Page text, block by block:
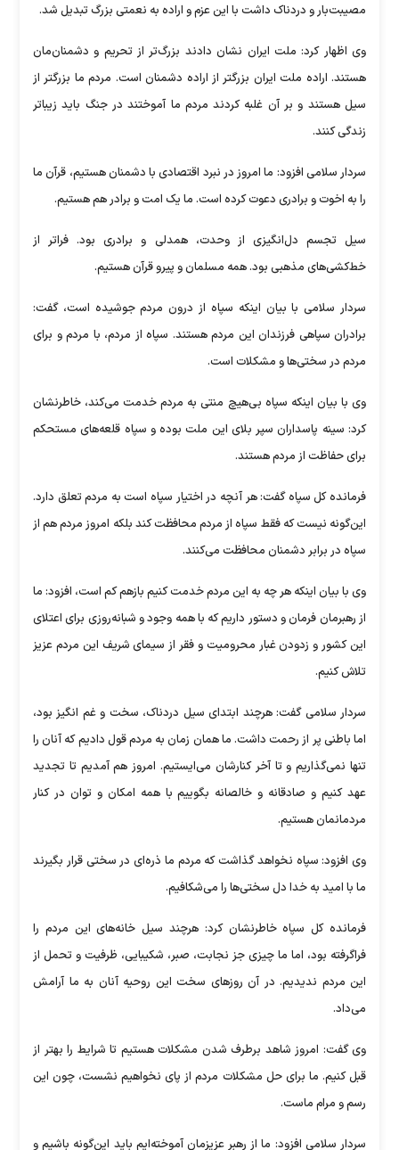
مصیبت‌بار و دردناک داشت با این عزم و اراده به نعمتی بزرگ تبدیل شد.
وی اظهار کرد: ملت ایران نشان دادند بزرگ‌تر از تحریم و دشمنان‌مان
هستند. اراده ملت ایران بزرگتر از اراده دشمنان است. مردم ما بزرگتر از
سیل هستند و بر آن غلبه کردند مردم ما آموختند در جنگ باید زیباتر
زندگی کنند.
سردار سلامی افزود: ما امروز در نبرد اقتصادی با دشمنان هستیم، قرآن ما
را به اخوت و برادری دعوت کرده است. ما یک امت و برادر هم هستیم.
سیل تجسم دل‌انگیزی از وحدت، همدلی و برادری بود. فراتر از
خط‌کشی‌های مذهبی بود. همه مسلمان و پیرو قرآن هستیم.
سردار سلامی با بیان اینکه سپاه از درون مردم جوشیده است، گفت:
برادران سپاهی فرزندان این مردم هستند. سپاه از مردم، با مردم و برای
مردم در سختی‌ها و مشکلات است.
وی با بیان اینکه سپاه بی‌هیچ منتی به مردم خدمت می‌کند، خاطرنشان
کرد: سینه پاسداران سپر بلای این ملت بوده و سپاه قلعه‌های مستحکم
برای حفاظت از مردم هستند.
فرمانده کل سپاه گفت: هر آنچه در اختیار سپاه است به مردم تعلق دارد.
این‌گونه نیست که فقط سپاه از مردم محافظت کند بلکه امروز مردم هم از
سپاه در برابر دشمنان محافظت می‌کنند.
وی با بیان اینکه هر چه به این مردم خدمت کنیم بازهم کم است، افزود: ما
از رهبرمان فرمان و دستور داریم که با همه وجود و شبانه‌روزی برای اعتلای
این کشور و زدودن غبار محرومیت و فقر از سیمای شریف این مردم عزیز
تلاش کنیم.
سردار سلامی گفت: هرچند ابتدای سیل دردناک، سخت و غم انگیز بود،
اما باطنی پر از رحمت داشت. ما همان زمان به مردم قول دادیم که آنان را
تنها نمی‌گذاریم و تا آخر کنارشان می‌ایستیم. امروز هم آمدیم تا تجدید
عهد کنیم و صادقانه و خالصانه بگوییم با همه امکان و توان در کنار
مردمانمان هستیم.
وی افزود: سپاه نخواهد گذاشت که مردم ما ذره‌ای در سختی قرار بگیرند
ما با امید به خدا دل سختی‌ها را می‌شکافیم.
فرمانده کل سپاه خاطرنشان کرد: هرچند سیل خانه‌های این مردم را
فراگرفته بود، اما ما چیزی جز نجابت، صبر، شکیبایی، ظرفیت و تحمل از
این مردم ندیدیم. در آن روز‌های سخت این روحیه آنان به ما آرامش
می‌داد.
وی گفت: امروز شاهد برطرف شدن مشکلات هستیم تا شرایط را بهتر از
قبل کنیم. ما برای حل مشکلات مردم از پای نخواهیم نشست، چون این
رسم و مرام ماست.
سردار سلامی افزود: ما از رهبر عزیزمان آموخته‌ایم باید این‌گونه باشیم و